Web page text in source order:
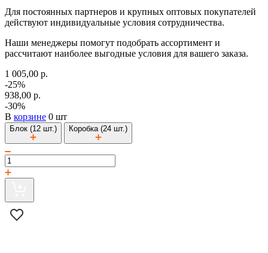
Для постоянных партнеров и крупных оптовых покупателей
действуют индивидуальные условия сотрудничества.
Наши менеджеры помогут подобрать ассортимент и
рассчитают наиболее выгодные условия для вашего заказа.
1 005,00 р.
-25%
938,00 р.
-30%
В корзине 0 шт
Блок (12 шт.) Коробка (24 шт.)